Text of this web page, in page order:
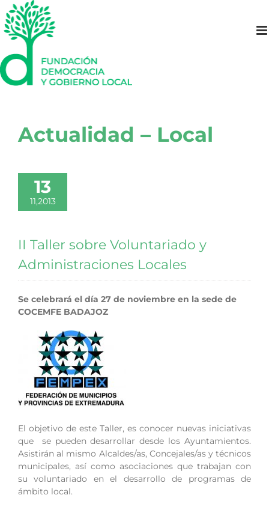
Saltar
al
contenido
Actualidad – Local
13
11,2013
II Taller sobre Voluntariado y
Administraciones Locales
Se celebrará el día 27 de noviembre en la sede de
COCEMFE BADAJOZ
El objetivo de este Taller, es conocer nuevas iniciativas
que se pueden desarrollar desde los Ayuntamientos.
Asistirán al mismo Alcaldes/as, Concejales/as y técnicos
municipales, así como asociaciones que trabajan con
su voluntariado en el desarrollo de programas de
ámbito local.